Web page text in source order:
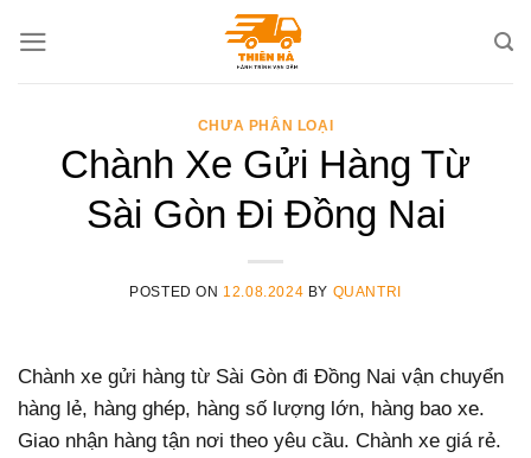
CHƯA PHÂN LOẠI
Chành Xe Gửi Hàng Từ
Sài Gòn Đi Đồng Nai
POSTED ON 12.08.2024 BY QUANTRI
Chành xe gửi hàng từ Sài Gòn đi Đồng Nai vận chuyển
hàng lẻ, hàng ghép, hàng số lượng lớn, hàng bao xe.
Giao nhận hàng tận nơi theo yêu cầu. Chành xe giá rẻ.